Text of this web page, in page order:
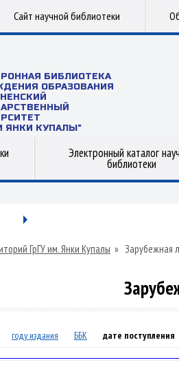
Сайт научной библиотеки
БИБЛИОТЕКА
ОБРАЗОВАНИЯ
ЯНКИ КУПАЛЫ"
Электронный каталог
библиотеки
ГрГУ им. Янки Купалы » Зарубежная
году издания ББК дате поступления